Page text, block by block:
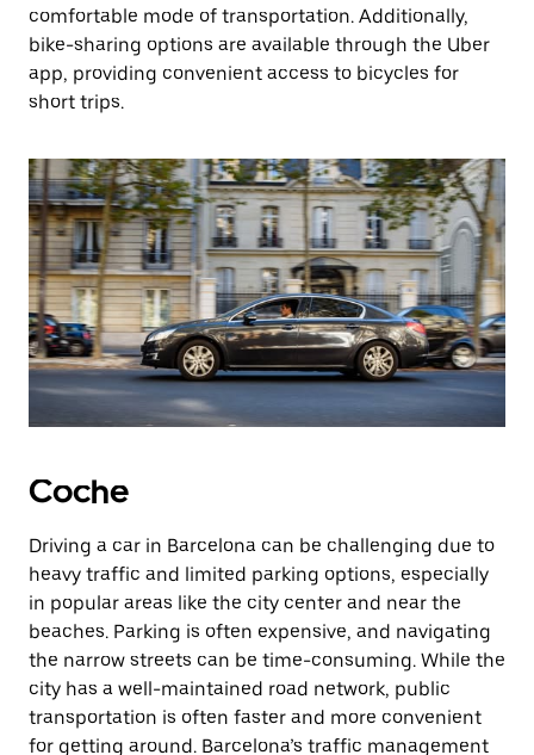
comfortable mode of transportation. Additionally,
bike-sharing options are available through the Uber
app, providing convenient access to bicycles for
short trips.
Coche
Driving a car in Barcelona can be challenging due to
heavy traffic and limited parking options, especially
in popular areas like the city center and near the
beaches. Parking is often expensive, and navigating
the narrow streets can be time-consuming. While the
city has a well-maintained road network, public
transportation is often faster and more convenient
for getting around. Barcelona’s traffic management